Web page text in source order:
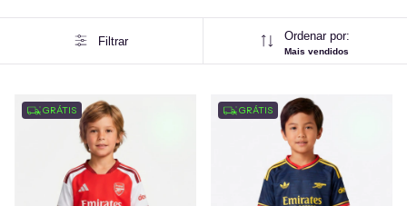
Filtrar Ordenar por:
Mais vendidos
GRÁTIS GRÁTIS